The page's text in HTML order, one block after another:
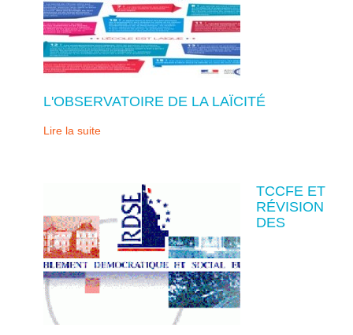
L'OBSERVATOIRE DE LA LAÏCITÉ
Lire la suite
TCCFE ET
RÉVISION
DES